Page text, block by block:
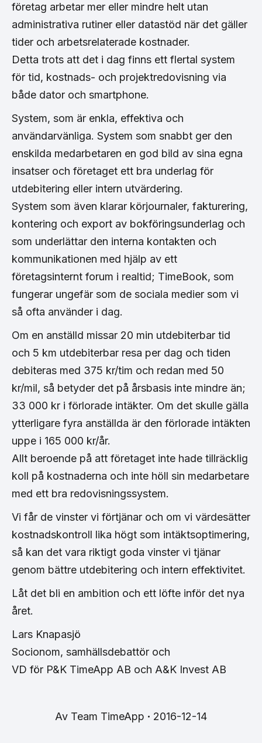
företag arbetar mer eller mindre helt utan
administrativa rutiner eller datastöd när det gäller
tider och arbetsrelaterade kostnader.
Detta trots att det i dag finns ett flertal system
för tid, kostnads- och projektredovisning via
både dator och smartphone.
System, som är enkla, effektiva och
användarvänliga. System som snabbt ger den
enskilda medarbetaren en god bild av sina egna
insatser och företaget ett bra underlag för
utdebitering eller intern utvärdering.
System som även klarar körjournaler, fakturering,
kontering och export av bokföringsunderlag och
som underlättar den interna kontakten och
kommunikationen med hjälp av ett
företagsinternt forum i realtid; TimeBook, som
fungerar ungefär som de sociala medier som vi
så ofta använder i dag.
Om en anställd missar 20 min utdebiterbar tid
och 5 km utdebiterbar resa per dag och tiden
debiteras med 375 kr/tim och redan med 50
kr/mil, så betyder det på årsbasis inte mindre än;
33 000 kr i förlorade intäkter. Om det skulle gälla
ytterligare fyra anställda är den förlorade intäkten
uppe i 165 000 kr/år.
Allt beroende på att företaget inte hade tillräcklig
koll på kostnaderna och inte höll sin medarbetare
med ett bra redovisningssystem.
Vi får de vinster vi förtjänar och om vi värdesätter
kostnadskontroll lika högt som intäktsoptimering,
så kan det vara riktigt goda vinster vi tjänar
genom bättre utdebitering och intern effektivitet.
Låt det bli en ambition och ett löfte inför det nya
året.
Lars Knapasjö
Socionom, samhällsdebattör och
VD för P&K TimeApp AB och A&K Invest AB
Av Team TimeApp 2016-12-14